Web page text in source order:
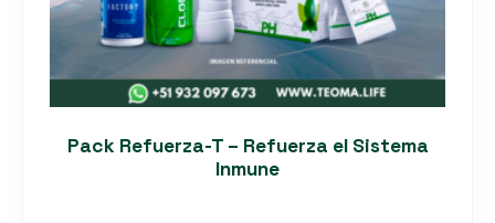
Pack Refuerza-T – Refuerza el Sistema
Inmune